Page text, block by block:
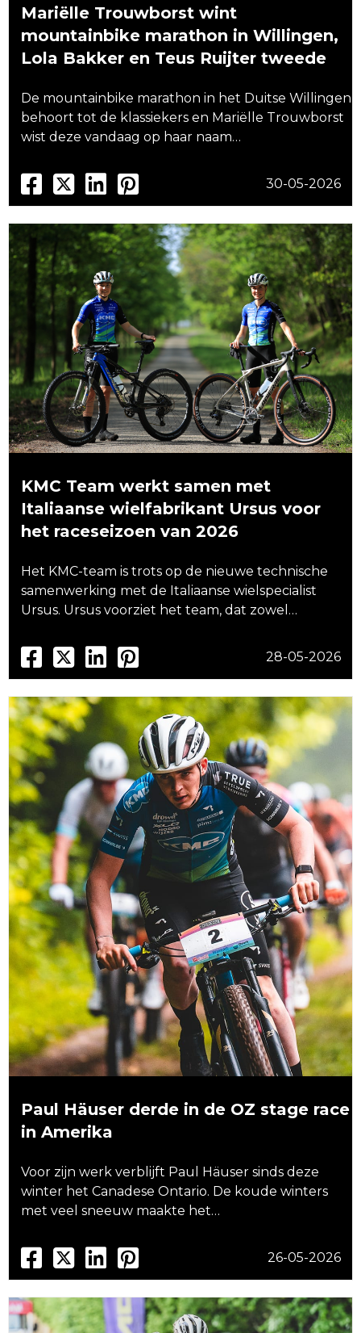
Mariëlle Trouwborst wint
mountainbike marathon in Willingen,
Lola Bakker en Teus Ruijter tweede
De mountainbike marathon in het Duitse Willingen
behoort tot de klassiekers en Mariëlle Trouwborst
wist deze vandaag op haar naam…
30-05-2026
KMC Team werkt samen met
Italiaanse wielfabrikant Ursus voor
het raceseizoen van 2026
Het KMC-team is trots op de nieuwe technische
samenwerking met de Italiaanse wielspecialist
Ursus. Ursus voorziet het team, dat zowel…
28-05-2026
Paul Häuser derde in de OZ stage race
in Amerika
Voor zijn werk verblijft Paul Häuser sinds deze
winter het Canadese Ontario. De koude winters
met veel sneeuw maakte het…
26-05-2026